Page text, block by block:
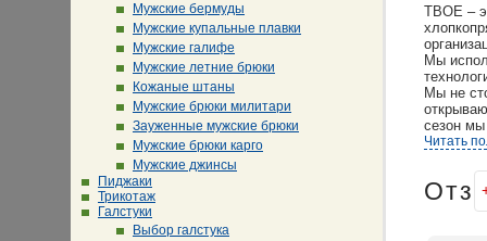
Мужские бермуды
Мужские купальные плавки
Мужские галифе
Мужские летние брюки
Кожаные штаны
Мужские брюки милитари
Зауженные мужские брюки
Мужские брюки карго
Мужские джинсы
Пиджаки
Трикотаж
Галстуки
Выбор галстука
ТВОЕ –
Мы
Мы не
сезон
Читать